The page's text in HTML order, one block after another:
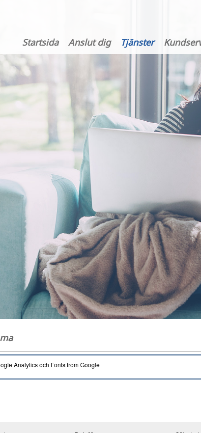
Startsida Anslut dig Tjänster
Analytics och Fonts from Google